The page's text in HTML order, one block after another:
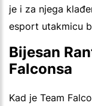
je i za njega
esport utakmicu
Bijesan
Falconsa
Kad je Team